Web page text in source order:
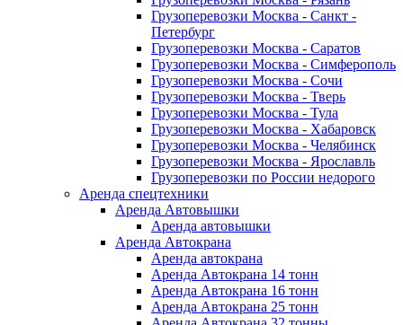
Грузоперевозки Москва - Санкт -
Петербург
Грузоперевозки Москва - Саратов
Грузоперевозки Москва - Симферополь
Грузоперевозки Москва - Сочи
Грузоперевозки Москва - Тверь
Грузоперевозки Москва - Тула
Грузоперевозки Москва - Хабаровск
Грузоперевозки Москва - Челябинск
Грузоперевозки Москва - Ярославль
Грузоперевозки по России недорого
Аренда спецтехники
Аренда Автовышки
Аренда автовышки
Аренда Автокрана
Аренда автокрана
Аренда Автокрана 14 тонн
Аренда Автокрана 16 тонн
Аренда Автокрана 25 тонн